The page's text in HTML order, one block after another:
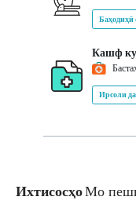
Баҳодиҳӣ
Кашф
Ирсоли
ИхтисосҳоМо